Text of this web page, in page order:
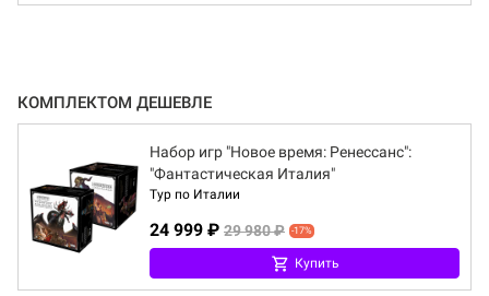
КОМПЛЕКТОМ ДЕШЕВЛЕ
Набор игр "Новое время: Ренессанс":
"Фантастическая Италия"
Тур по Италии
24 999 ₽ 29 980 ₽ -17%
Купить